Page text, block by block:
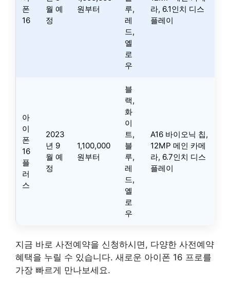
폰
16
월 예
정
원부터
루,
레
드,
옐
로
우
라, 6.1인치 디스
플레이
아
이
폰
16
플
러
스
2023
년 9
월 예
정
1,100,000
원부터
블
랙,
화
이
트,
블
루,
레
드,
옐
로
우
A16 바이오닉 칩,
12MP 메인 카메
라, 6.7인치 디스
플레이
지금 바로 사전예약을 신청하시면, 다양한 사전예약
혜택을 누릴 수 있습니다. 새로운 아이폰 16 프로를
가장 빠르게 만나보세요.